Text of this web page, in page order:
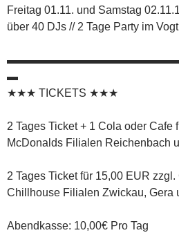
Freitag 01.11. und Samstag
über 40 DJs // 2 Tage Party im
▬
★★★ TICKETS ★★★
2 Tages Ticket + 1 Cola oder Cafe
McDonalds Filialen Reichenbach
2 Tages Ticket für 15,00 EUR
Chillhouse Filialen Zwickau, Gera
Abendkasse: 10,00€ Pro Tag